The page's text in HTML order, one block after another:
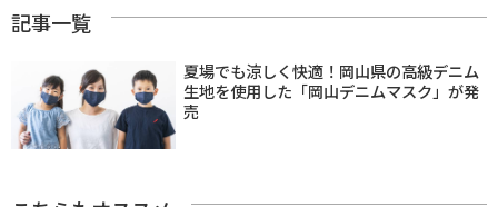
記事一覧
夏場でも涼しく快適！岡山県の高級デニム
生地を使用した「岡山デニムマスク」が発
売